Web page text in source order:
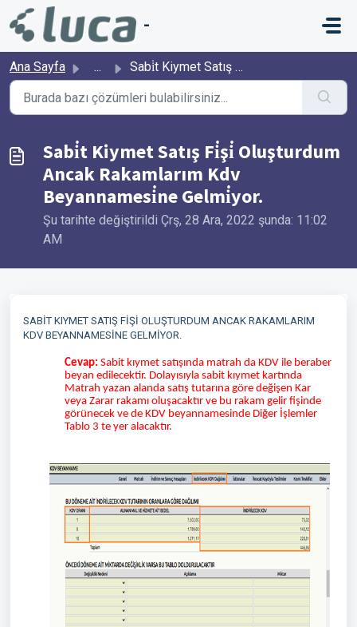
Ana içeriğe geç
-
Ana Sayfa ... Sabi̇t Kiymet Satış Fi̇şi̇ Oluşturdum Ancak Rakamlarım Kd...
Sabi̇t Kiymet Satış Fi̇şi̇ Oluşturdum
Ancak Rakamlarım Kdv
Beyannamesi̇ne Gelmi̇yor.
Şu tarihte değiştirildi Çrş, 28 Ara, 2022 şunda: 11:02
AM
SABİT KIYMET SATIŞ FİŞİ OLUŞTURDUM ANCAK RAKAMLARIM
KDV BEYANNAMESİNE GELMİYOR.
Cevap: Sabit kıymet satışında matrah da KDV ile beraber
beyan edilecektir. Dolayısıyla sabit kıymet kartında
Matrah yazan alanda satış tutarına göre değişen Kar
veya Zarar rakamı oluşacaktır ve bu rakam gelir fişinde
görünecek ve de KDV beyannamesinde Diğer İşlemler
Tablo 3 te yer alacaktır.